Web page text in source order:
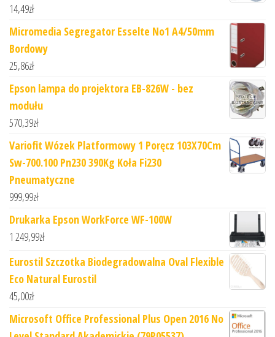
14,49zł
Micromedia Segregator Esselte No1 A4/50mm
Bordowy
25,86zł
Epson lampa do projektora EB-826W - bez
modułu
570,39zł
Variofit Wózek Platformowy 1 Poręcz 103X70Cm
Sw-700.100 Pn230 390Kg Koła Fi230
Pneumatyczne
999,99zł
Drukarka Epson WorkForce WF-100W
1 249,99zł
Eurostil Szczotka Biodegradowalna Oval Flexible
Eco Natural Eurostil
45,00zł
Microsoft Office Professional Plus Open 2016 No